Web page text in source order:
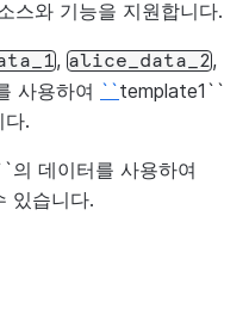
스와 기능을 지원합니다.
, alice_data_2,
사용하여 ``template1``
다.
의 데이터를 사용하여
있습니다.